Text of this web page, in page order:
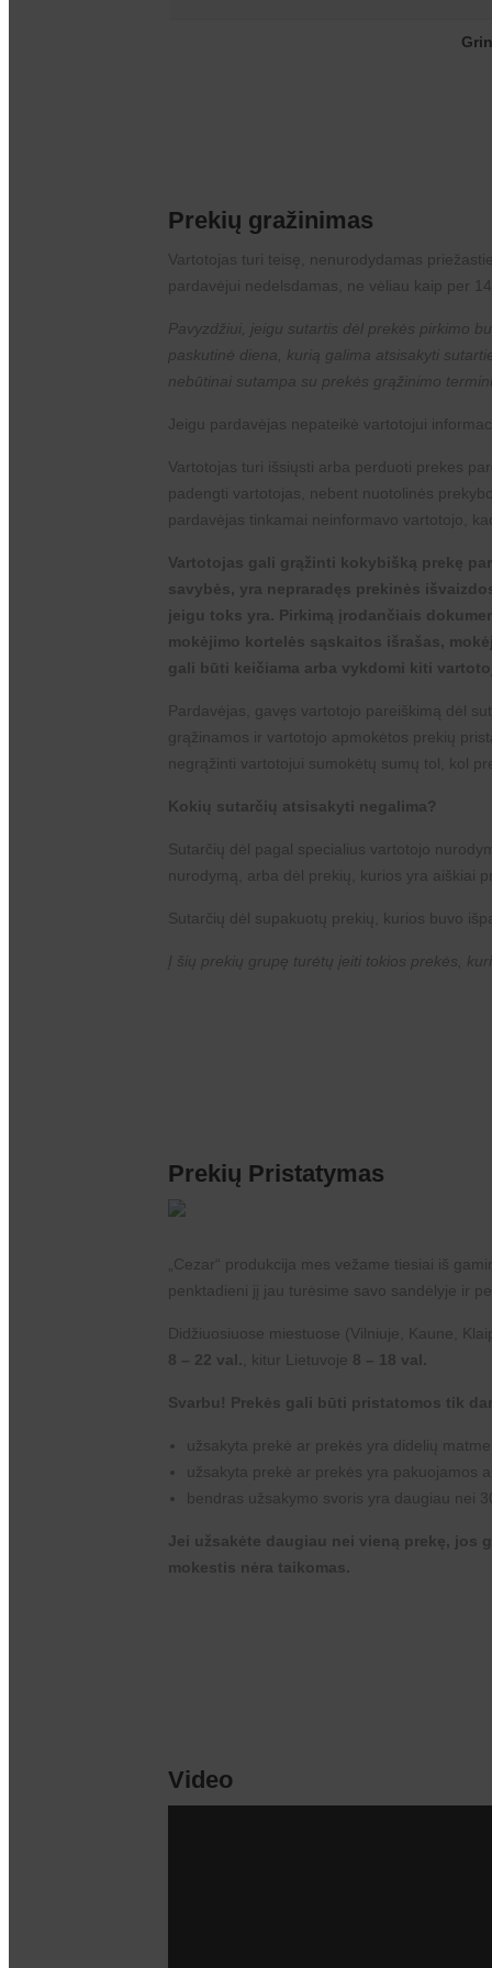
Prekių gražinimas
Vartotojas turi teisę, nenurodydamas
pardavėjui nedelsdamas, ne vėliau kaip per
Pavyzdžiui, jeigu sutartis dėl prekės pirkimo
paskutinė diena, kurią galima atsisakyti
nebūtinai sutampa su prekės grąžinimo
Jeigu pardavėjas nepateikė vartotojui
Vartotojas turi išsiųsti arba perduoti prekes
padengti vartotojas, nebent nuotolinės
pardavėjas tinkamai neinformavo vartotojo,
Vartotojas gali grąžinti kokybišką prekę
savybės, yra nepraradęs prekinės
jeigu toks yra. Pirkimą įrodančiais
mokėjimo kortelės sąskaitos išrašas,
gali būti keičiama arba vykdomi kiti
Pardavėjas, gavęs vartotojo pareiškimą dėl
grąžinamos ir vartotojo apmokėtos prekių
negrąžinti vartotojui sumokėtų sumų tol, kol
Kokių sutarčių atsisakyti negalima?
Sutarčių dėl pagal specialius vartotojo
nurodymą, arba dėl prekių, kurios yra aiškiai
Sutarčių dėl supakuotų prekių, kurios buvo
Į šių prekių grupę turėtų įeiti tokios prekės,
Prekių Pristatymas
„Cezar “ produkcija mes vežame tiesiai iš
penktadieni jį jau turėsime savo sandėlyje ir
Didžiuosiuose miestuose (Vilniuje, Kaune,
8 – 22 val. , kitur Lietuvoje 8 – 18 val.
Svarbu! Prekės gali būti pristatomos tik
užsakyta prekė ar prekės yra didelių
užsakyta prekė ar prekės yra pakuojamos
bendras užsakymo svoris yra daugiau nei
Jei užsakėte daugiau nei vieną prekę,
mokestis nėra taikomas.
Video